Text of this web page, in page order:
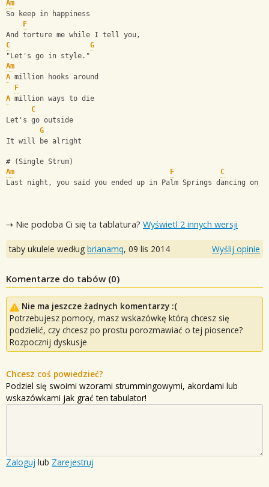
Am
So keep in happiness
F
And torture me while I tell you,
C
G
"Let's go in style."
Am
A million hooks around
F
A million ways to die
C
Let's go outside
G
It will be alright
# (Single Strum)
Am
F C
Last night, you said you ended up in Palm Springs dancing on
⇢ Nie podoba Ci się ta tablatura? Wyświetl 2 innych wersji
taby ukulele według brianamq, 09 lis 2014 Wyślij opinie
Komentarze do tabów (0)
Nie ma jeszcze żadnych komentarzy :(
Potrzebujesz pomocy, masz wskazówkę którą chcesz się
podzielić, czy chcesz po prostu porozmawiać o tej piosence?
Rozpocznij dyskusje
Chcesz coś powiedzieć?
Podziel się swoimi wzorami strummingowymi, akordami lub
wskazówkami jak grać ten tabulator!
Zaloguj lub Zarejestruj